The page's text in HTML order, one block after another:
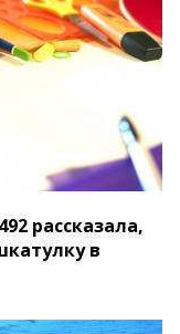
рассказала,
в